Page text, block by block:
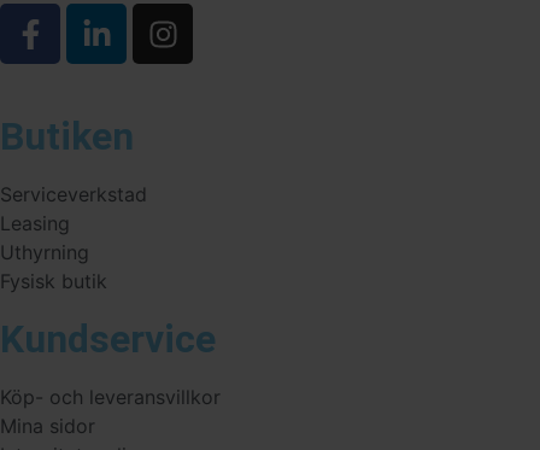
Butiken
Serviceverkstad
Leasing
Uthyrning
Fysisk butik
Kundservice
Köp- och leveransvillkor
Mina sidor